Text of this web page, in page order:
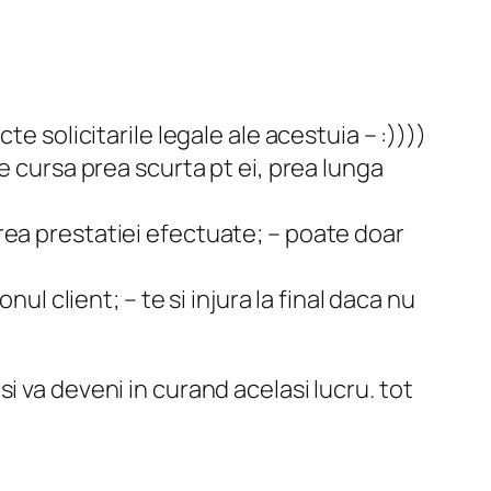
solicitarile legale ale acestuia – :))))
cursa prea scurta pt ei, prea lunga
prestatiei efectuate; – poate doar
client; – te si injura la final daca nu
va deveni in curand acelasi lucru. tot